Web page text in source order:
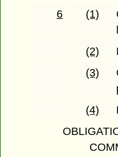
6
(1)
(2)
(3)
(4)